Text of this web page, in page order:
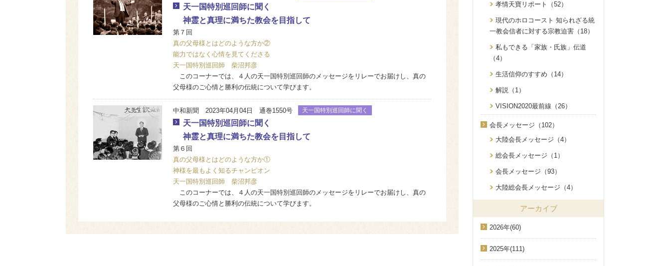
天一国特別巡回師に聞く
神霊と真理に満ちた教会を目指して
第７回
真の父母様とはどのような方か②
能力ではなく心情を見てくださる
天一国特別巡回師 柴沼邦彦
このコーナーでは、４人の天一国特別巡回師のメッセージをリレーでお届けし、真の
父母様のご心情と勝利の伝統について学びます。
中和新聞 2023年04月04日 通巻1550号 天一国特別巡回師に聞く
天一国特別巡回師に聞く
神霊と真理に満ちた教会を目指して
第６回
真の父母様とはどのような方か①
神様を最もよく知るチャンピオン
天一国特別巡回師 柴沼邦彦
このコーナーでは、４人の天一国特別巡回師のメッセージをリレーでお届けし、真の
父母様のご心情と勝利の伝統について学びます。
孝情天寶リポート（52）
現代のホロコースト 知られざる統
一教会信者に対する宗教迫害（18）
私もできる「家族・氏族」伝道
（4）
生活信仰のすすめ（14）
解説（1）
VISION2020最前線（26）
会長メッセージ（102）
大陸会長メッセージ（4）
総会長メッセージ（1）
会長メッセージ（93）
大陸総会長メッセージ（4）
アーカイブ
2026年(60)
2025年(111)